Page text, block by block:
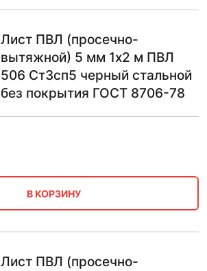
Лист ПВЛ (просечно-
вытяжной) 5 мм 1х2 м ПВЛ
506 Ст3сп5 черный стальной
без покрытия ГОСТ 8706-78
В КОРЗИНУ
Лист ПВЛ (просечно-